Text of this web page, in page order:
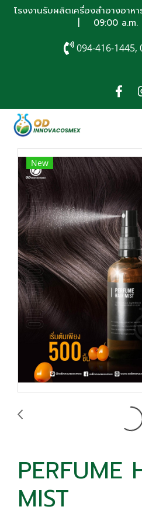
โรงงานรับผลิตเครื่องสำอางอาห
| 09:00 a.m. -
094-416-1445,
New
PERFUME
MIST